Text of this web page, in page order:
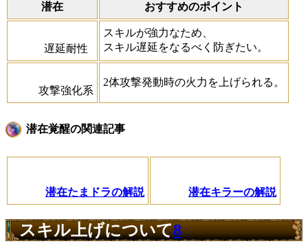
潜在 おすすめのポイント
遅延耐性
スキルが強力なため、
スキル遅延をなるべく防ぎたい。
攻撃強化系
2体攻撃発動時の火力を上げられる。
潜在覚醒の関連記事
潜在たまドラの解説 潜在キラーの解説
スキル上げについて8